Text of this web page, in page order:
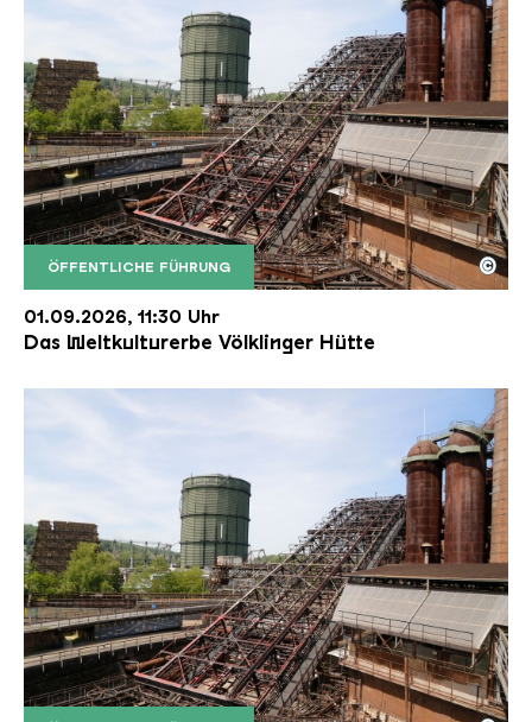
ÖFFENTLICHE FÜHRUNG
Der Erzschrägaufzug der Völklinger Hütte mit
Copyright: Weltkulturerbe Völklinger Hütte | Karl
©
01.09.2026, 11:30 Uhr
Das Weltkulturerbe Völklinger Hütte